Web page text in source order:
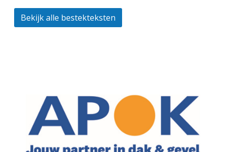
Bekijk alle bestekteksten